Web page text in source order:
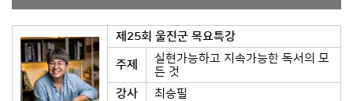
제25회 울진군 목요특강
주제
실현가능하고 지속가능한 독서의 모
든 것
강사
최승필